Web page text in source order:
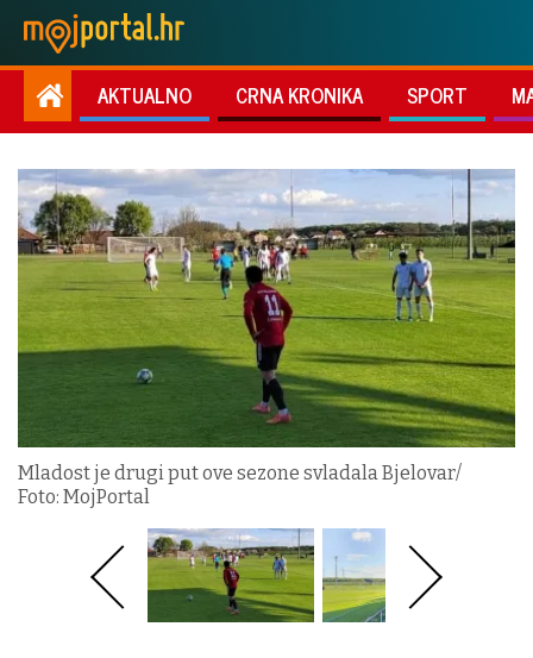
AKTUALNO CRNA KRONIKA SPORT
Mladost je drugi put ove sezone svladala Bjelovar/
Foto: MojPortal